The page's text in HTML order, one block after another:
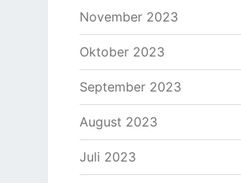
November 2023
Oktober 2023
September 2023
August 2023
Juli 2023